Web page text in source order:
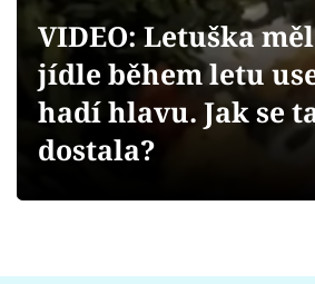
Videa
Sledujte prima+
VIDEO: Letuška
jídle během letu
hadí hlavu. Jak se
dostala?